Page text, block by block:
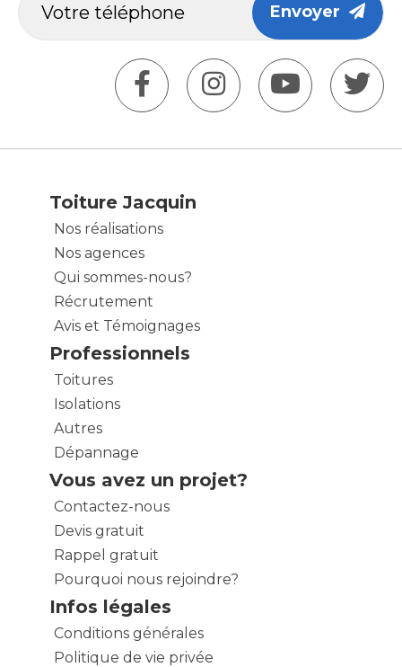
Envoyer
Toiture Jacquin
Nos réalisations
Nos agences
Qui sommes-nous?
Récrutement
Avis et Témoignages
Professionnels
Toitures
Isolations
Autres
Dépannage
Vous avez un projet?
Contactez-nous
Devis gratuit
Rappel gratuit
Pourquoi nous rejoindre?
Infos légales
Conditions générales
Politique de vie privée